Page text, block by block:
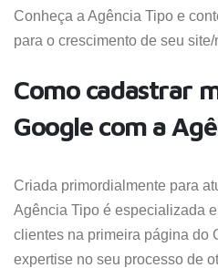
Conheça a Agência Tipo e
para o crescimento de seu
Como cadastrar
Google com a
Criada primordialmente para
Agência Tipo é especializada
clientes na primeira página do
expertise no seu processo de